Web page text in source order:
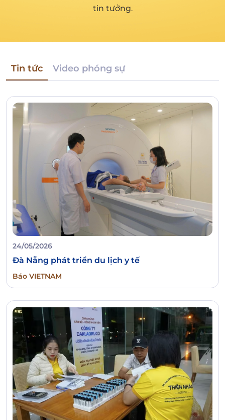
tin tưởng.
Tin tức Video phóng sự
24/05/2026
Đà Nẵng phát triển du lịch y tế
Báo VIETNAM